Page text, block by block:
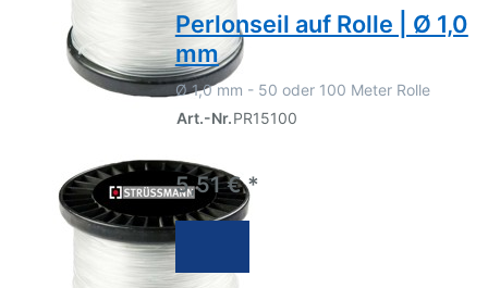
Perlonseil auf Rolle | Ø 1,0
mm
Ø 1,0 mm - 50 oder 100 Meter Rolle
Art.-Nr.PR15100
5,51 € *